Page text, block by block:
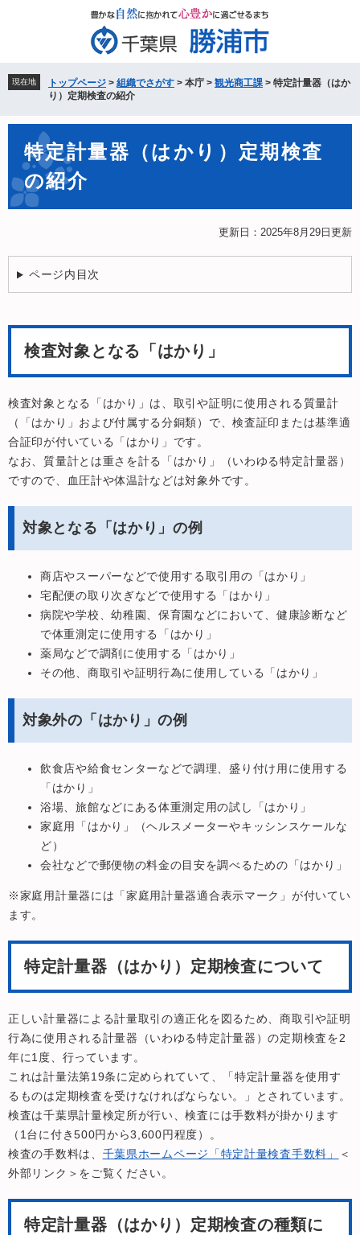
先
頭
す。
を
飛
し
現在地 トップページ > 組織でさがす > 本庁 > 観光商工課 > 特定計量器（はか
り）定期検査の紹介
特定計量器（はかり）定期検査
の紹介
更新日：2025年8月29日更新
ページ内目次
検査対象となる「はかり」
検査対象となる「はかり」は、取引や証明に使用される質量計
（「はかり」および付属する分銅類）で、検査証印または基準適
合証印が付いている「はかり」です。
なお、質量計とは重さを計る「はかり」（いわゆる特定計量器）
ですので、血圧計や体温計などは対象外です。
対象となる「はかり」の例
商店やスーパーなどで使用する取引用の「はかり」
宅配便の取り次ぎなどで使用する「はかり」
病院や学校、幼稚園、保育園などにおいて、健康診断など
で体重測定に使用する「はかり」
薬局などで調剤に使用する「はかり」
その他、商取引や証明行為に使用している「はかり」
対象外の「はかり」の例
飲食店や給食センターなどで調理、盛り付け用に使用する
「はかり」
浴場、旅館などにある体重測定用の試し「はかり」
家庭用「はかり」（ヘルスメーターやキッシンスケールな
ど）
会社などで郵便物の料金の目安を調べるための「はかり」
※家庭用計量器には「家庭用計量器適合表示マーク」が付いてい
ます。
特定計量器（はかり）定期検査について
正しい計量器による計量取引の適正化を図るため、商取引や証明
行為に使用される計量器（いわゆる特定計量器）の定期検査を2
年に1度、行っています。
これは計量法第19条に定められていて、「特定計量器を使用す
るものは定期検査を受けなければならない。」とされています。
検査は千葉県計量検定所が行い、検査には手数料が掛かります
（1台に付き500円から3,600円程度）。
検査の手数料は、 千葉県ホームページ「特定計量検査手数料」
＜
外部リンク＞ をご覧ください。
特定計量器（はかり）定期検査の種類に